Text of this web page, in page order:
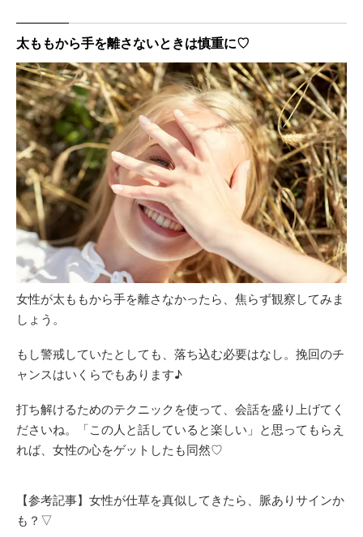
太ももから手を離さないときは慎重に♡
女性が太ももから手を離さなかったら、焦らず観察してみま
しょう。
もし警戒していたとしても、落ち込む必要はなし。挽回のチ
ャンスはいくらでもあります♪
打ち解けるためのテクニックを使って、会話を盛り上げてく
ださいね。「この人と話していると楽しい」と思ってもらえ
れば、女性の心をゲットしたも同然♡
【参考記事】女性が仕草を真似してきたら、脈ありサインか
も？▽